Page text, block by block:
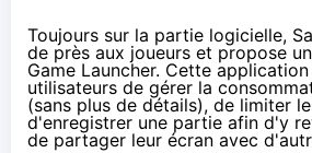
Toujours sur la partie logicielle,
de près aux joueurs et propose
Game Launcher. Cette
utilisateurs de gérer la
(sans plus de détails), de limiter
d'enregistrer une partie afin d'y
de partager leur écran avec